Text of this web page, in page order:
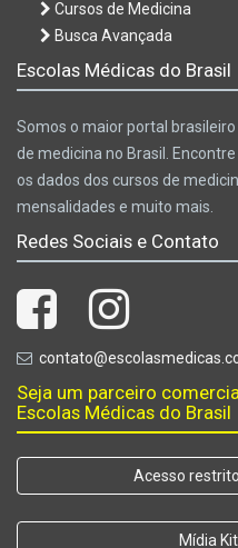
Cursos de Medicina
Busca Avançada
Escolas Médicas do Brasil
Somos o maior portal
de medicina no Brasil.
os dados dos cursos de
mensalidades e muito mais.
Redes Sociais e Contato
Seja um parceiro
Escolas Médicas do Brasil
Acesso
Mídia Kit